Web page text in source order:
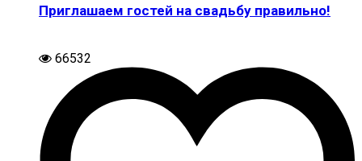
Приглашаем гостей на свадьбу правильно!
66532